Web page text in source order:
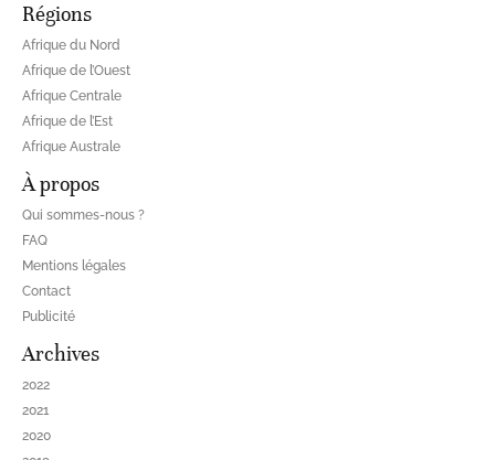
Régions
Afrique du Nord
Afrique de l’Ouest
Afrique Centrale
Afrique de l’Est
Afrique Australe
À propos
Qui sommes-nous ?
FAQ
Mentions légales
Contact
Publicité
Archives
2022
2021
2020